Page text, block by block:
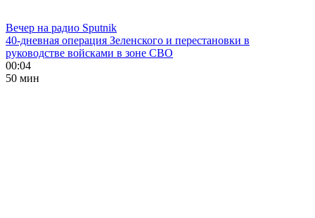
Вечер на радио Sputnik
40-дневная операция Зеленского и перестановки в
руководстве войсками в зоне СВО
00:04
50 мин